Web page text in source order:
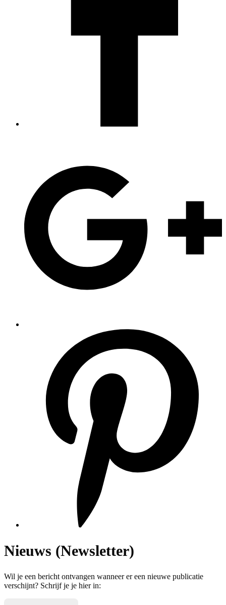
Nieuws (Newsletter)
Wil je een bericht ontvangen wanneer er een nieuwe publicatie
verschijnt? Schrijf je je hier in: